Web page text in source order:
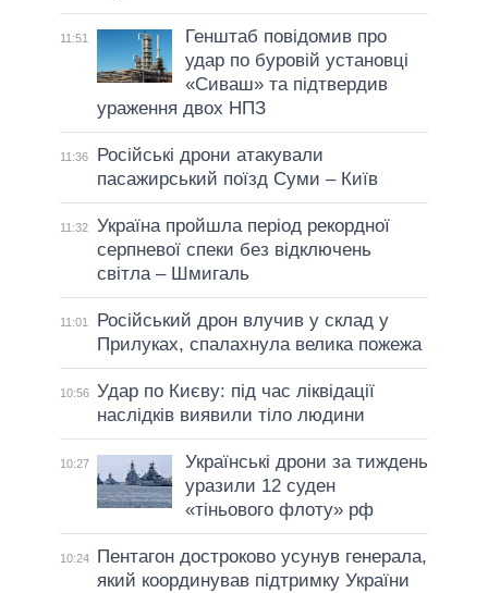
11:51
Генштаб повідомив про
удар по буровій установці
«Сиваш» та підтвердив
ураження двох НПЗ
11:36
Російські дрони атакували
пасажирський поїзд Суми – Київ
11:32
Україна пройшла період рекордної
серпневої спеки без відключень
світла – Шмигаль
11:01
Російський дрон влучив у склад у
Прилуках, спалахнула велика пожежа
10:56 Удар по Києву: під час ліквідації
наслідків виявили тіло людини
10:27
Українські дрони за тиждень
уразили 12 суден
«тіньового флоту» рф
10:24
Пентагон достроково усунув генерала,
який координував підтримку України